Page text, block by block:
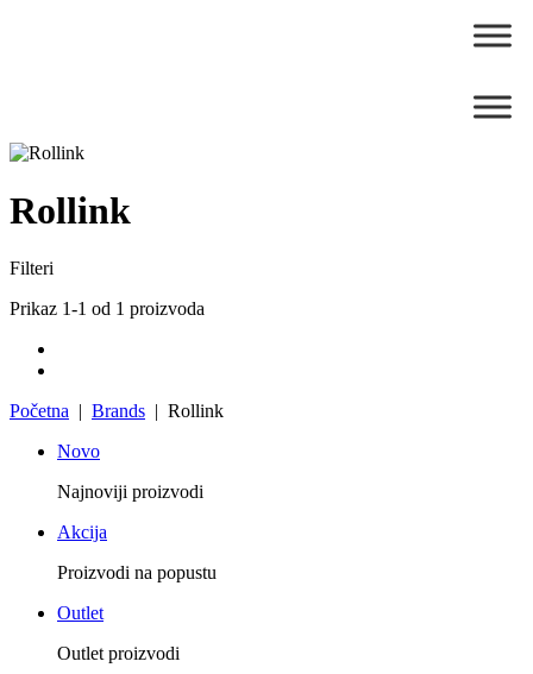
Rollink
Filteri
Prikaz 1-1 od 1 proizvoda
Početna | Brands | Rollink
Novo
Najnoviji proizvodi
Akcija
Proizvodi na popustu
Outlet
Outlet proizvodi